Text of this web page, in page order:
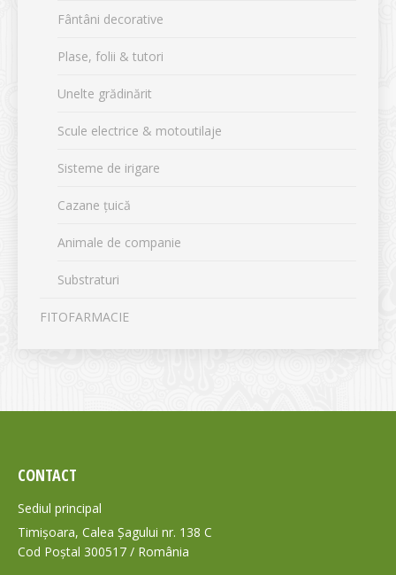
Fântâni decorative
Plase, folii & tutori
Unelte grădinărit
Scule electrice & motoutilaje
Sisteme de irigare
Cazane țuică
Animale de companie
Substraturi
FITOFARMACIE
CONTACT
Sediul principal
Timișoara, Calea Șagului nr. 138 C
Cod Poștal 300517 / România